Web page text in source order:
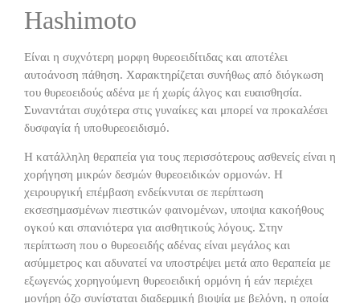
Hashimoto
Είναι η συχνότερη μορφη θυρεοειδίτιδας και αποτέλει
αυτοάνοση πάθηση. Χαρακτηρίζεται συνήθως από διόγκωση
του θυρεοειδούς αδένα με ή χωρίς άλγος και ευαισθησία.
Συναντάται συχότερα στις γυναίκες και μπορεί να προκαλέσει
δυσφαγία ή υποθυρεοειδισμό.
Η κατάλληλη θεραπεία για τους περισσότερους ασθενείς είναι η
χορήγηση μικρών δεσμών θυρεοειδικών ορμονών. Η
χειρουργική επέμβαση ενδείκνυται σε περίπτωση
εκσεσημασμένων πιεστικών φαινομένων, υποψια κακοήθους
ογκού και σπανιότερα για αισθητικούς λόγους. Στην
περίπτωση που ο θυρεοειδής αδένας είναι μεγάλος και
ασύμμετρος και αδυνατεί να υποστρέψει μετά απο θεραπεία με
εξωγενώς χορηγούμενη θυρεοειδική ορμόνη ή εάν περιέχει
μονήρη όζο συνίσταται διαδερμική βιοψία με βελόνη, η οποία